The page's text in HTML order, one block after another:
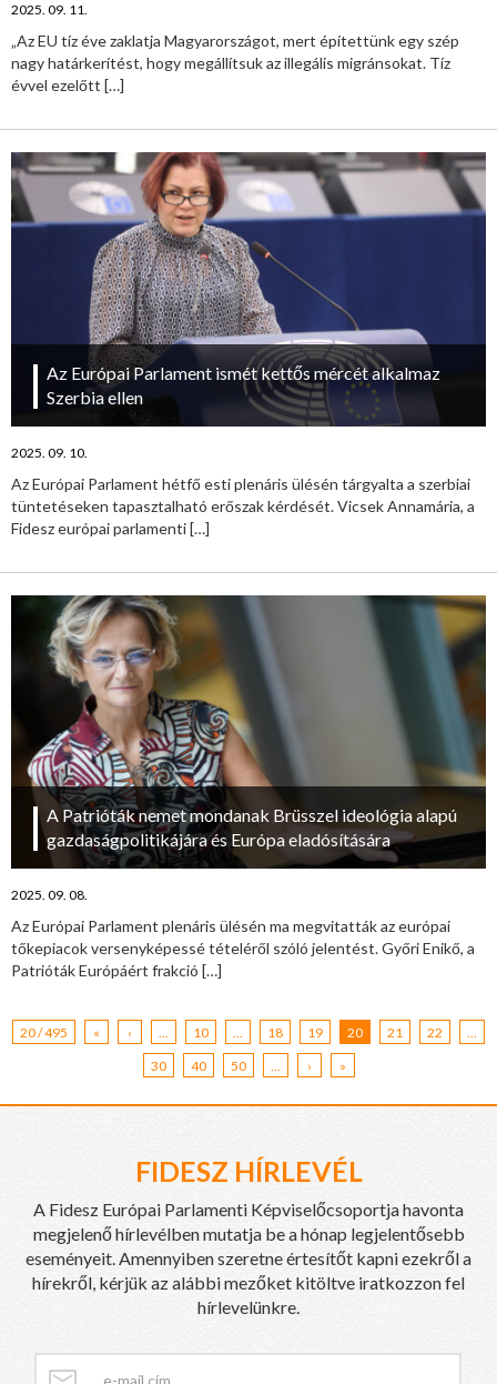
2025. 09. 11.
„Az EU tíz éve zaklatja Magyarországot, mert építettünk egy szép
nagy határkerítést, hogy megállítsuk az illegális migránsokat. Tíz
évvel ezelőtt […]
Az Európai Parlament ismét kettős mércét alkalmaz
Szerbia ellen
2025. 09. 10.
Az Európai Parlament hétfő esti plenáris ülésén tárgyalta a szerbiai
tüntetéseken tapasztalható erőszak kérdését. Vicsek Annamária, a
Fidesz európai parlamenti[…]
A Patrióták nemet mondanak Brüsszel ideológia alapú
gazdaságpolitikájára és Európa eladósítására
2025. 09. 08.
Az Európai Parlament plenáris ülésén ma megvitatták az európai
tőkepiacok versenyképessé tételéről szóló jelentést. Győri Enikő, a
Patrióták Európáért frakció […]
20 / 495 « ‹ 10 18 19 20 21 22
30
40 50 › »
FIDESZ HÍRLEVÉL
A Fidesz Európai Parlamenti Képviselőcsoportja havonta
megjelenő hírlevélben mutatja be a hónap legjelentősebb
eseményeit. Amennyiben szeretne értesítőt kapni ezekről a
hírekről, kérjük az alábbi mezőket kitöltve iratkozzon fel
hírlevelünkre.